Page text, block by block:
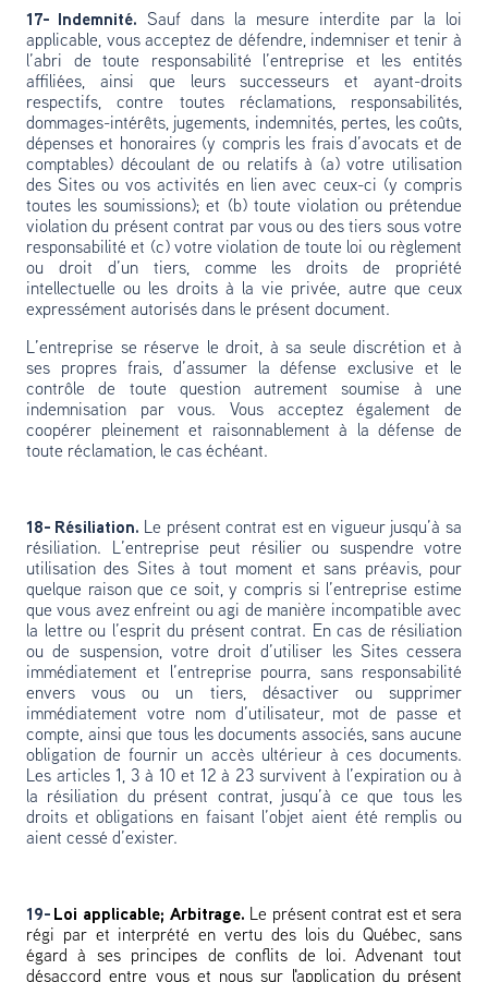
17- Indemnité. Sauf dans la mesure interdite par la loi
applicable, vous acceptez de défendre, indemniser et tenir à
l’abri de toute responsabilité l’entreprise et les entités
affiliées, ainsi que leurs successeurs et ayant-droits
respectifs, contre toutes réclamations, responsabilités,
dommages-intérêts, jugements, indemnités, pertes, les coûts,
dépenses et honoraires (y compris les frais d’avocats et de
comptables) découlant de ou relatifs à (a) votre utilisation
des Sites ou vos activités en lien avec ceux-ci (y compris
toutes les soumissions); et (b) toute violation ou prétendue
violation du présent contrat par vous ou des tiers sous votre
responsabilité et (c) votre violation de toute loi ou règlement
ou droit d’un tiers, comme les droits de propriété
intellectuelle ou les droits à la vie privée, autre que ceux
expressément autorisés dans le présent document.
L’entreprise se réserve le droit, à sa seule discrétion et à
ses propres frais, d’assumer la défense exclusive et le
contrôle de toute question autrement soumise à une
indemnisation par vous. Vous acceptez également de
coopérer pleinement et raisonnablement à la défense de
toute réclamation, le cas échéant.
18- Résiliation. Le présent contrat est en vigueur jusqu’à sa
résiliation. L’entreprise peut résilier ou suspendre votre
utilisation des Sites à tout moment et sans préavis, pour
quelque raison que ce soit, y compris si l’entreprise estime
que vous avez enfreint ou agi de manière incompatible avec
la lettre ou l’esprit du présent contrat. En cas de résiliation
ou de suspension, votre droit d’utiliser les Sites cessera
immédiatement et l’entreprise pourra, sans responsabilité
envers vous ou un tiers, désactiver ou supprimer
immédiatement votre nom d’utilisateur, mot de passe et
compte, ainsi que tous les documents associés, sans aucune
obligation de fournir un accès ultérieur à ces documents.
Les articles 1, 3 à 10 et 12 à 23 survivent à l’expiration ou à
la résiliation du présent contrat, jusqu’à ce que tous les
droits et obligations en faisant l’objet aient été remplis ou
aient cessé d’exister.
19- Loi applicable; Arbitrage. Le présent contrat est et sera
régi par et interprété en vertu des lois du Québec, sans
égard à ses principes de conflits de loi. Advenant tout
désaccord entre vous et nous sur l'application du présent